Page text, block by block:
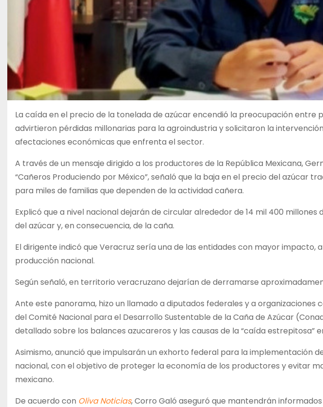
La caída en el precio de la tonelada de azúcar encendió la preocupación entre
advirtieron pérdidas millonarias para la agroindustria y solicitaron la
afectaciones económicas que enfrenta el sector.
A través de un mensaje dirigido a los productores de la República Mexicana,
“Cañeros Produciendo por México”, señaló que la baja en el precio del azúcar
para miles de familias que dependen de la actividad cañera.
Explicó que a nivel nacional dejarán de circular alrededor de 14 mil 400
del azúcar y, en consecuencia, de la caña.
El dirigente indicó que Veracruz sería una de las entidades con mayor
producción nacional.
Según señaló, en territorio veracruzano dejarían de derramarse
Ante este panorama, hizo un llamado a diputados federales y a organizaciones
del Comité Nacional para el Desarrollo Sustentable de la Caña de Azúcar
detallado sobre los balances azucareros y las causas de la “caída estrepitosa”
Asimismo, anunció que impulsarán un exhorto federal para la implementación
nacional, con el objetivo de proteger la economía de los productores y evitar
mexicano.
De acuerdo con Oliva Noticias, Corro Galó aseguró que mantendrán